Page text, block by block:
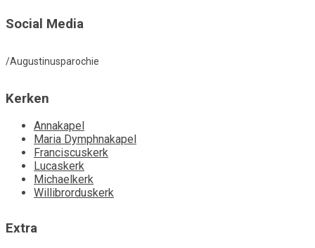
Social Media
/Augustinusparochie
Kerken
Annakapel
Maria Dymphnakapel
Franciscuskerk
Lucaskerk
Michaelkerk
Willibrorduskerk
Extra